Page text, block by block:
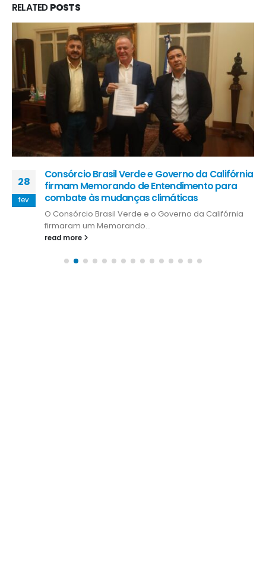
RELATEDPOSTS
28
fev
Consórcio Brasil Verde e Governo da Califórnia
firmam Memorando de Entendimento para
combate às mudanças climáticas
O Consórcio Brasil Verde e o Governo da Califórnia
firmaram um Memorando...
read more